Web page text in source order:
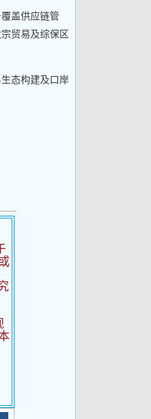
盖供应链管
贸易及综保区
态构建及口岸